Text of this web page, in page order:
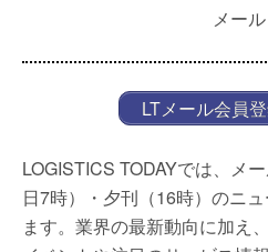
メー
LTメール会員
LOGISTICS TODAYでは、メ
日7時）・夕刊（16時）のニ
ます。業界の最新動向に加え